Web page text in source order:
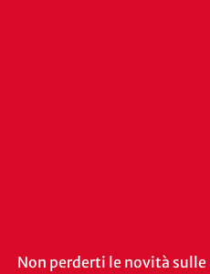
Non perderti le novità